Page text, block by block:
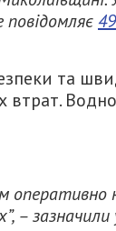
та
втрат.
–